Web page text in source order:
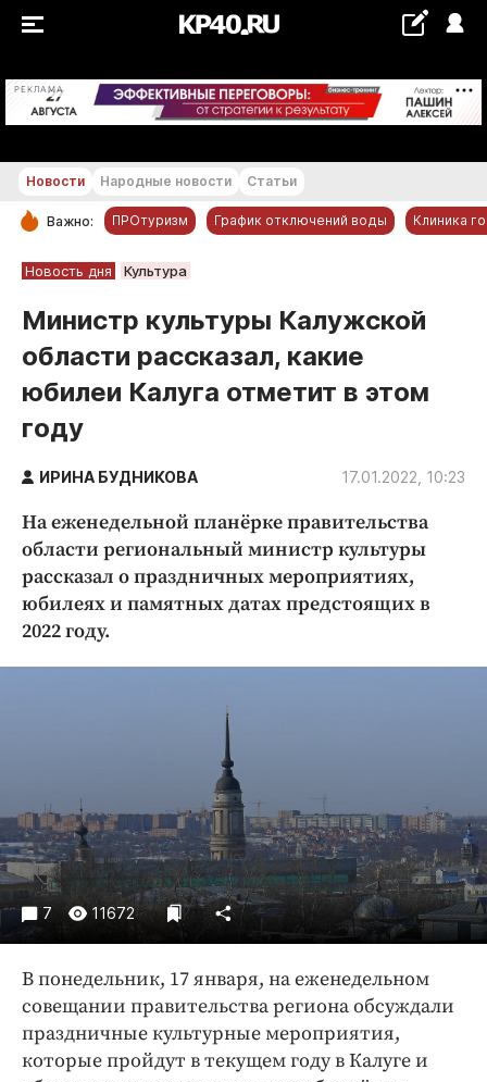
РЕКЛАМА +20...+21 °С
РУБРИКИ
Новости компаний
Статьи
Народные новости
Авто и транспорт
Благоустройство
Культура
Недвижимость и ЖКХ
Образование
Общество
Погода
Экономика и бизнес
ПРОЕКТЫ
Блоги
Издания
Медиаперсона
Интересное чтиво
Клиника года
Бренд года
Работодатель года
Новости Народные новости Статьи
Важно: ПРОтуризм График отключений воды Клиника
Новость дня Культура
Министр культуры Калужской
области рассказал, какие
юбилеи Калуга отметит в этом
году
ИРИНА БУДНИКОВА 17.01.2022, 10:23
На еженедельной планёрке правительства
области региональный министр культуры
рассказал о праздничных мероприятиях,
юбилеях и памятных датах предстоящих в
2022 году.
7 11672
В понедельник, 17 января, на еженедельном
совещании правительства региона обсуждали
праздничные культурные мероприятия,
которые пройдут в текущем году в Калуге и